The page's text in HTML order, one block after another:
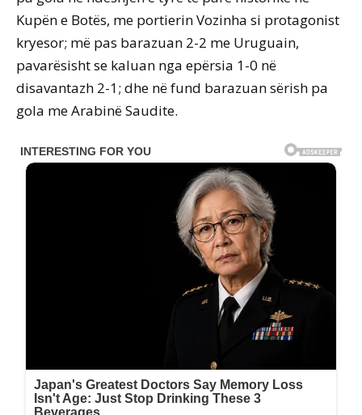
Kupën e Botës, me portierin Vozinha si protagonist
kryesor; më pas barazuan 2-2 me Uruguain,
pavarësisht se kaluan nga epërsia 1-0 në
disavantazh 2-1; dhe në fund barazuan sërish pa
gola me Arabinë Saudite.